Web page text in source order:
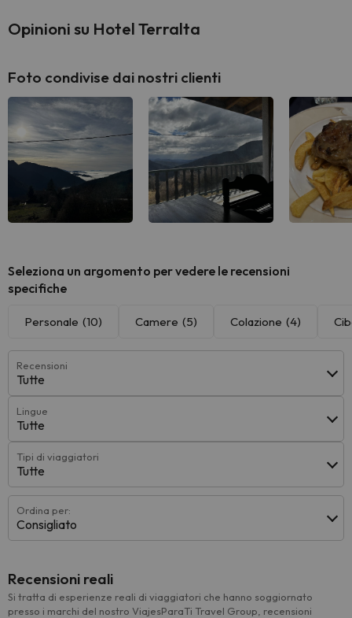
Opinioni su Hotel Terralta
Foto condivise dai nostri clienti
Seleziona un argomento per vedere le recensioni
specifiche
Personale (10) Camere (5) Colazione (4)
Recensioni
Tutte
Lingue
Tutte
Tipi di viaggiatori
Tutte
Ordina per:
Consigliato
Recensioni reali
Si tratta di esperienze reali di viaggiatori che hanno soggiornato
presso i marchi del nostro ViajesParaTi Travel Group, recensioni